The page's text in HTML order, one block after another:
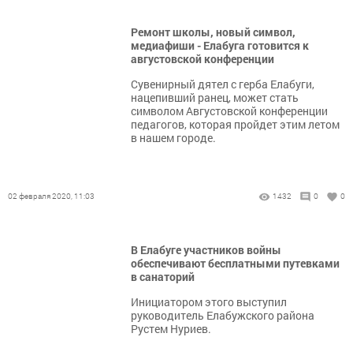
Ремонт школы, новый символ,
медиафиши - Елабуга готовится к
августовской конференции
Сувенирный дятел с герба Елабуги,
нацепивший ранец, может стать
символом Августовской конференции
педагогов, которая пройдет этим летом
в нашем городе.
02 февраля 2020, 11:03 1432 0 0
В Елабуге участников войны
обеспечивают бесплатными путевками
в санаторий
Инициатором этого выступил
руководитель Елабужского района
Рустем Нуриев.